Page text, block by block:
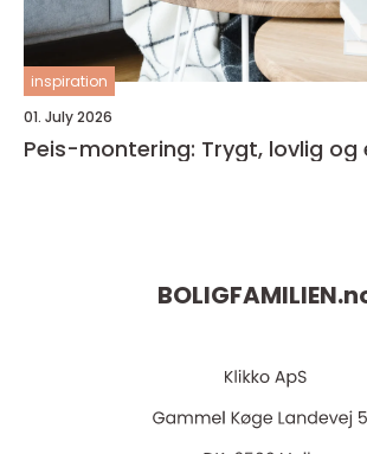
inspiration
01. July 2026
Peis-montering: Trygt, lovlig
BOLIGFAMILIEN.